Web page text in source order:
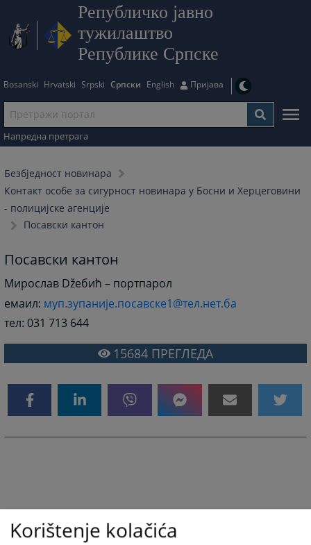
Републичко јавно
тужилаштво
Републике Српске
Bosanski Hrvatski Srpski Српски English Пријава
Напредна претрага
Безбjедност новинара
Контакт особе за сигурност новинара у Босни и Херцеговини
- полицијске агенције
Посавски кантон
Посавски кантон
Мирослав Džебић – портпарол
емаил: муп.зупаније.посавске1@тел.нет.ба
тел: 031 713 644
15684 ПРЕГЛЕДА
Korištenje kolačića